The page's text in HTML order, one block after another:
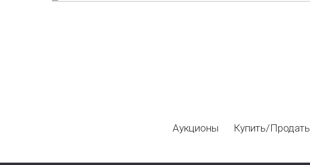
Аукционы Купить/Продать